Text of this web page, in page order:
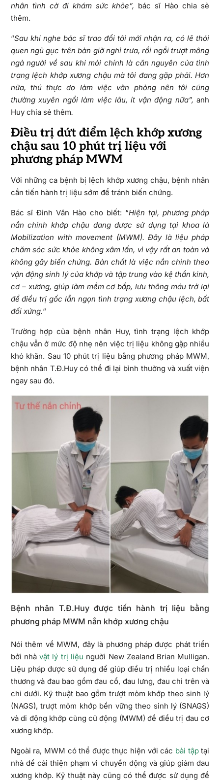
nhân tình cờ đi khám sức khỏe”, bác sĩ Hào chia sẻ
thêm.
“Sau khi nghe bác sĩ trao đổi tôi mới nhận ra, có lẽ thói
quen ngủ gục trên bàn giờ nghỉ trưa, rồi ngồi trượt mông
ngả người về sau khi mỏi chính là căn nguyên của tình
trạng lệch khớp xương chậu mà tôi đang gặp phải. Hơn
nữa, thú thực do làm việc văn phòng nên tôi cũng
thường xuyên ngồi làm việc lâu, ít vận động nữa”,anh
Huy chia sẻ thêm.
Điều trị dứt điểm lệch khớp xương
chậu sau 10 phút trị liệu với
phương pháp MWM
Với những ca bệnh bị lệch khớp xương chậu, bệnh nhân
cần tiến hành trị liệu sớm để tránh biến chứng.
Bác sĩ Đinh Văn Hào cho biết: “Hiện tại, phương pháp
nắn chỉnh khớp chậu đang được sử dụng tại khoa là
Mobilization with movement (MWM). Đây là liệu pháp
chăm sóc sức khỏe không xâm lấn, vì vậy rất an toàn và
không gây biến chứng. Bản chất là việc nắn chỉnh theo
vận động sinh lý của khớp và tập trung vào kệ thần kinh,
cơ – xương, giúp làm mềm cơ bắp, lưu thông máu trở lại
để điều trị gốc lẫn ngọn tình trạng xương chậu lệch, bất
đối xứng.“
Trường hợp của bệnh nhân Huy, tình trạng lệch khớp
chậu vẫn ở mức độ nhẹ nên việc trị liệu không gặp nhiều
khó khăn. Sau 10 phút trị liệu bằng phương pháp MWM,
bệnh nhân T.Đ.Huy có thể đi lại bình thường và xuất viện
ngay sau đó.
Bệnh nhân T.Đ.Huy được tiến hành trị liệu bằng
phương pháp MWM nắn khớp xương chậu
Nói thêm về MWM, đây là phương pháp được phát triển
bởi nhàvật lý trị liệu người New Zealand Brian Mulligan.
Liệu pháp được sử dụng để giúp điều trị nhiều loại chấn
thương và đau bao gồm đau cổ, đau lưng, đau chi trên và
chi dưới. Kỹ thuật bao gồm trượt mỏm khớp theo sinh lý
(NAGS), trượt mỏm khớp bền vững theo sinh lý (SNAGS)
và di động khớp cùng cử động (MWM) để điều trị đau cơ
xương khớp.
Ngoài ra, MWM có thể được thực hiện với các bài tậptại
nhà để cải thiện phạm vi chuyển động và giúp giảm đau
xương khớp. Kỹ thuật này cũng có thể được sử dụng để